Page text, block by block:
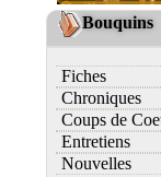
Bouquins
Fiches
Chroniques
Coups de
Entretiens
Nouvelles